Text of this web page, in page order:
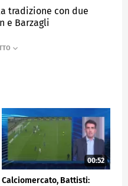
tradizione con due
e Barzagli
00:52
Calciomercato, Battisti: